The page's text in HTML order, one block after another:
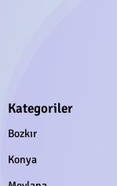
Kategoriler
Bozkır
Konya